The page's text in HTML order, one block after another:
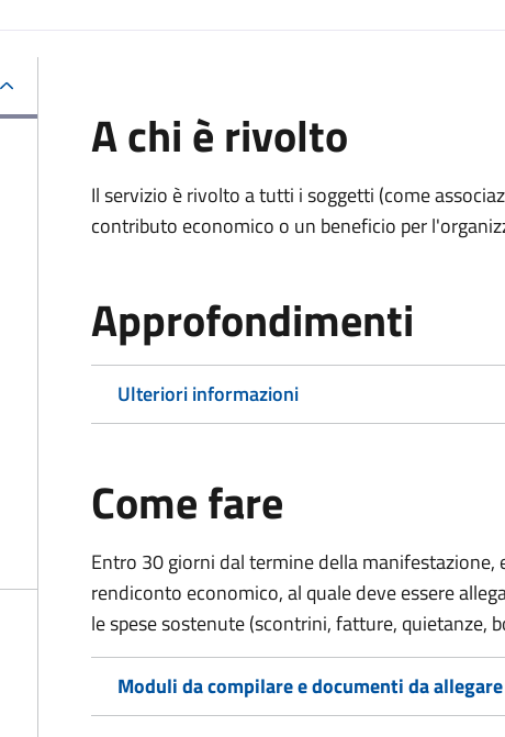
A chi è rivolto
Il servizio è rivolto a tutti i soggetti (come
contributo economico o un beneficio per
Approfondimenti
Ulteriori informazioni
Come fare
Entro 30 giorni dal termine della
rendiconto economico, al quale deve essere
le spese sostenute (scontrini, fatture, quietanze,
Moduli da compilare e documenti da allegare